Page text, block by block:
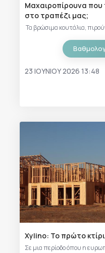
Μαχαιροπίρουνα
στο τραπέζι μας;
Τα βρώσιμα κουτάλια,
23 ΙΟΥΝΊΟΥ 2026 13:48
Xylino: Το πρώτο
Σε μια περίοδο όπου η